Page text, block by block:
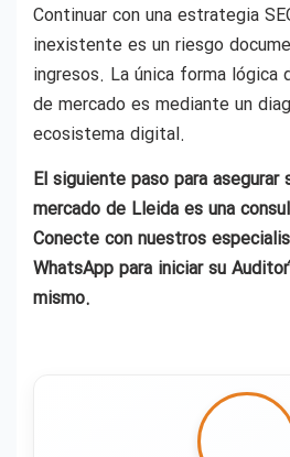
Continuar con una estrategia
inexistente es un riesgo
ingresos. La única forma lógica
de mercado es mediante un
ecosistema digital.
El siguiente paso para asegurar
mercado de Lleida es una
Conecte con nuestros
WhatsApp para iniciar su
mismo.